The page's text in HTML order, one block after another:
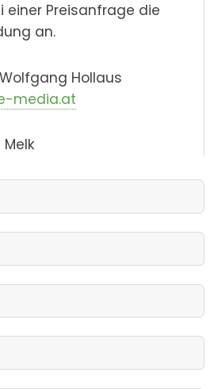
einer Preisanfrage die
an.
Hollaus
media.at